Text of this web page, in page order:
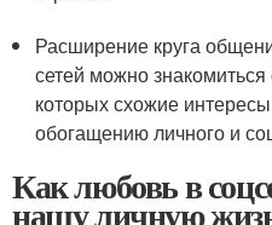
Расширение круга
сетей можно
которых схожие
обогащению личного и
Как любовь в
нашу личную